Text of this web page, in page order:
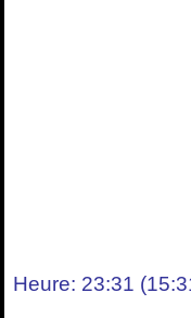
Heure: 23:31